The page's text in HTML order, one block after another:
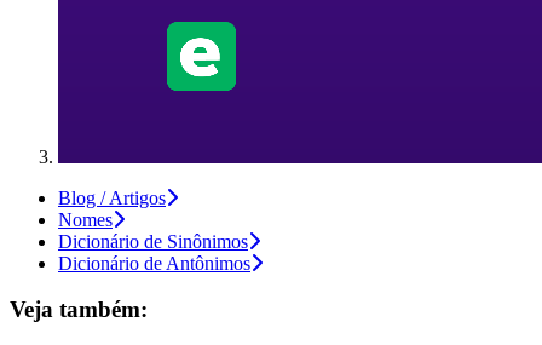
Blog / Artigos
Nomes
Dicionário de Sinônimos
Dicionário de Antônimos
Veja também: